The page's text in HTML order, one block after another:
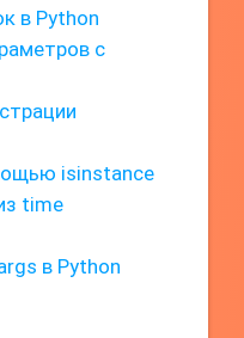
в Python
с
isinstance
time
в Python